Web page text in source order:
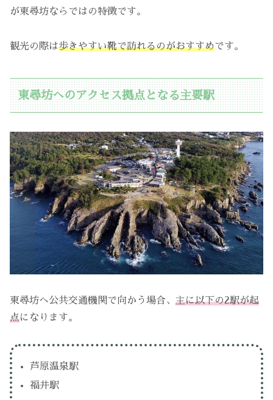
が東尋坊ならではの特徴です。
観光の際は歩きやすい靴で訪れるのがおすすめです。
東尋坊へのアクセス拠点となる主要駅
東尋坊へ公共交通機関で向かう場合、 主に以下の2駅が起
点になります。
芦原温泉駅
福井駅